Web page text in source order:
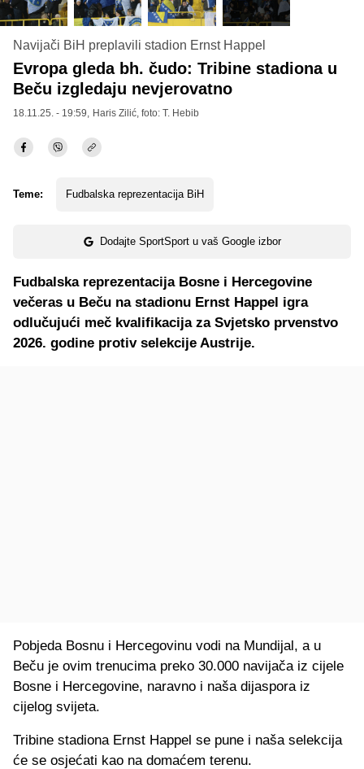
Navijači BiH preplavili stadion Ernst Happel
Evropa gleda bh. čudo: Tribine stadiona u
Beču izgledaju nevjerovatno
18.11.25. - 19:59, Haris Zilić, foto: T. Hebib
Teme: Fudbalska reprezentacija BiH
Dodajte SportSport u vaš Google izbor
Fudbalska reprezentacija Bosne i Hercegovine
večeras u Beču na stadionu Ernst Happel igra
odlučujući meč kvalifikacija za Svjetsko prvenstvo
2026. godine protiv selekcije Austrije.
Pobjeda Bosnu i Hercegovinu vodi na Mundijal, a u
Beču je ovim trenucima preko 30.000 navijača iz cijele
Bosne i Hercegovine, naravno i naša dijaspora iz
cijelog svijeta.
Tribine stadiona Ernst Happel se pune i naša selekcija
će se osjećati kao na domaćem terenu.